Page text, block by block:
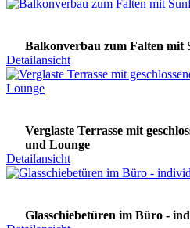
Balkonverbau zum Falten mit
Detailansicht
Verglaste Terrasse mit
und Lounge
Detailansicht
Glasschiebetüren im Büro -